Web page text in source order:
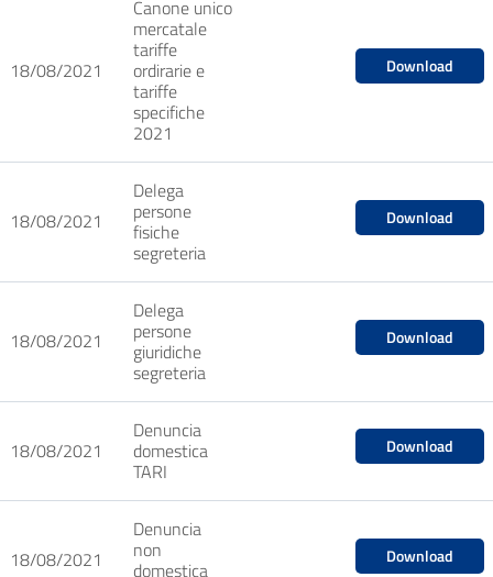
18/08/2021
Canone unico
mercatale
tariffe
ordirarie e
tariffe
specifiche
2021
Download
18/08/2021
Delega
persone
fisiche
segreteria
Download
18/08/2021
Delega
persone
giuridiche
segreteria
Download
18/08/2021
Denuncia
domestica
TARI
Download
18/08/2021
Denuncia
non
domestica
Download